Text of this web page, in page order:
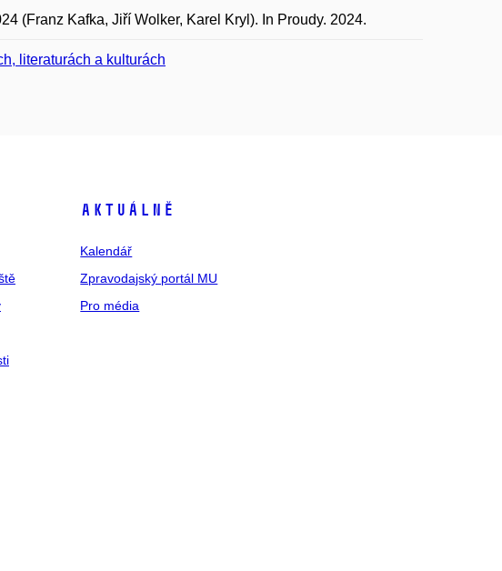
(Franz Kafka, Jiří Wolker, Karel Kryl). In Proudy. 2024.
literaturách a kulturách
Aktuálně
Kalendář
Zpravodajský portál MU
Pro média